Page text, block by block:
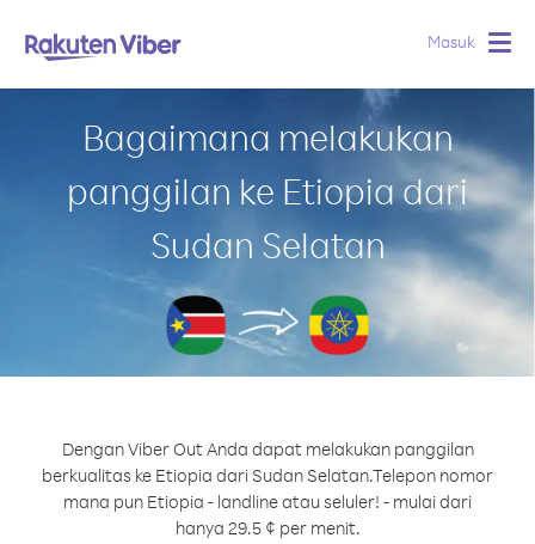
Masuk
Bagaimana melakukan
panggilan ke Etiopia dari
Sudan Selatan
Dengan Viber Out Anda dapat melakukan panggilan
berkualitas ke Etiopia dari Sudan Selatan.Telepon nomor
mana pun Etiopia - landline atau seluler! - mulai dari
hanya 29.5 ¢ per menit.